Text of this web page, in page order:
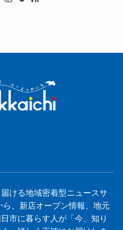
ける地域密着型ニュースサ
、新店オープン情報、地元
市に暮らす人が「今、知り